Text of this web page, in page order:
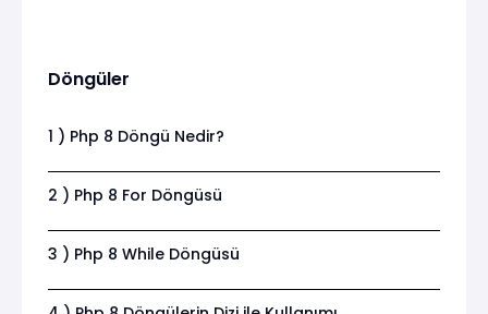
Döngüler
1 ) Php 8 Döngü Nedir?
2 ) Php 8 For Döngüsü
3 ) Php 8 While Döngüsü